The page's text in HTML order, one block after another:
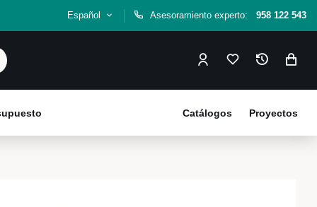
Español Asesoramiento experto: 958 122 543
Proyectos
Catálogos